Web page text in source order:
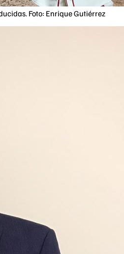
Foto: Enrique Gutiérrez